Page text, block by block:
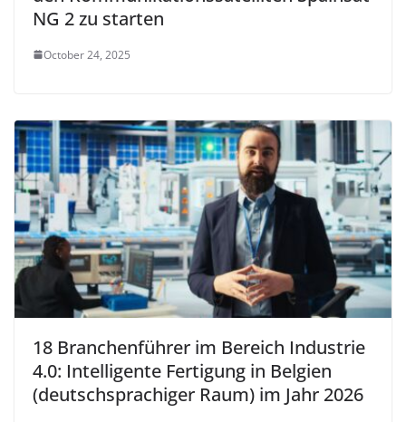
NG 2 zu starten
October 24, 2025
18 Branchenführer im Bereich Industrie
4.0: Intelligente Fertigung in Belgien
(deutschsprachiger Raum) im Jahr 2026